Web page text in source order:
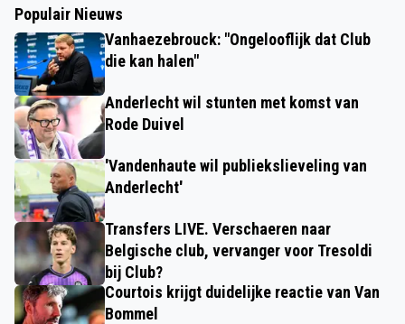
Populair Nieuws
Vanhaezebrouck: "Ongelooflijk dat Club
die kan halen"
Anderlecht wil stunten met komst van
Rode Duivel
'Vandenhaute wil publiekslieveling van
Anderlecht'
Transfers LIVE. Verschaeren naar
Belgische club, vervanger voor Tresoldi
bij Club?
Courtois krijgt duidelijke reactie van Van
Bommel